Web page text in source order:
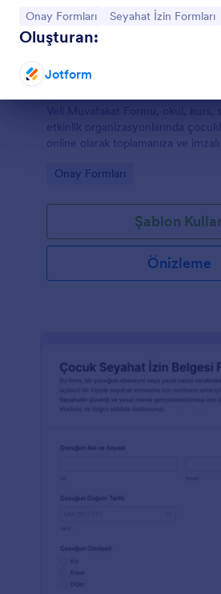
Kategoriye git:
Onay Formları Kategoriye git:
Seyahat İzin Formları
Oluşturan:
Jotform
Veli Muvafakat Formu, okul, kurs,
etkinlik organizasyonlarında
online olarak toplamanıza ve imzalı
Go to Category:
Onay Formları
Şablon
Önizleme